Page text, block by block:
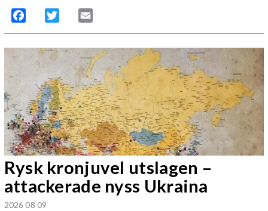
Facebook Twitter
Rysk kronjuvel utslagen –
attackerade nyss Ukraina
2026 08 09